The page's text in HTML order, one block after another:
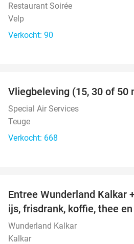
Restaurant Soirée
Velp
Verkocht: 90
Vliegbeleving (15, 30 of 50
Special Air Services
Teuge
Verkocht: 668
Entree Wunderland Kalkar
ijs, frisdrank, koffie, thee
Wunderland Kalkar
Kalkar